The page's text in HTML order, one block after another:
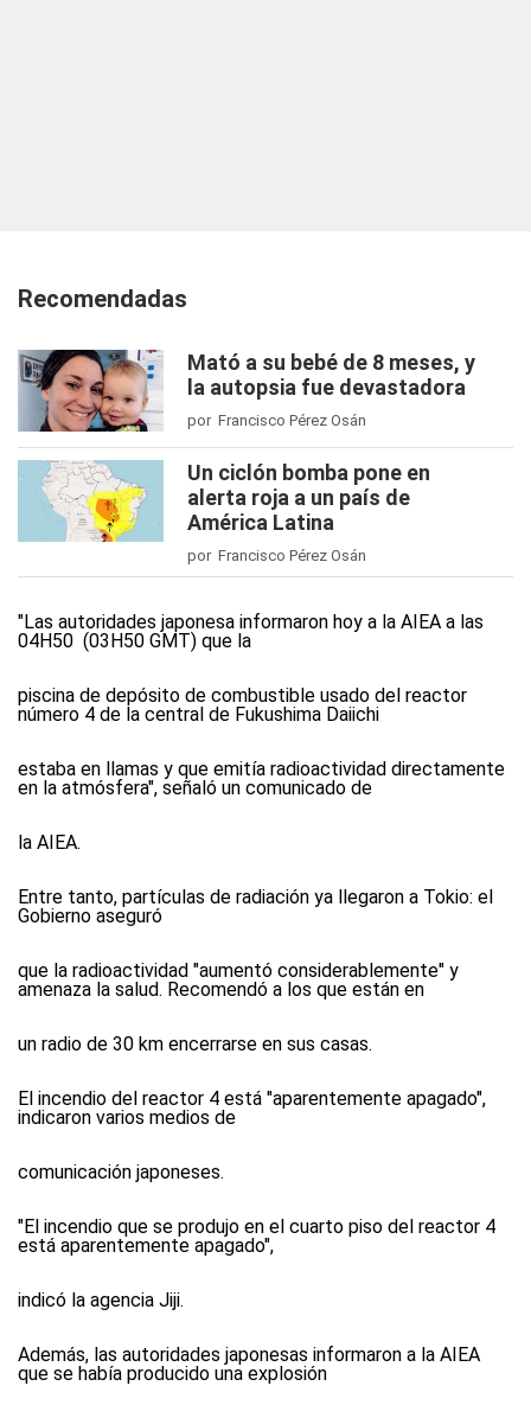
Recomendadas
Mató a su bebé de 8 meses, y
la autopsia fue devastadora
por Francisco Pérez Osán
Un ciclón bomba pone en
alerta roja a un país de
América Latina
por Francisco Pérez Osán
"Las autoridades japonesa informaron hoy a la AIEA a las
04H50 (03H50 GMT) que la
piscina de depósito de combustible usado del reactor
número 4 de la central de Fukushima Daiichi
estaba en llamas y que emitía radioactividad directamente
en la atmósfera", señaló un comunicado de
la AIEA.
Entre tanto, partículas de radiación ya llegaron a Tokio: el
Gobierno aseguró
que la radioactividad "aumentó considerablemente" y
amenaza la salud. Recomendó a los que están en
un radio de 30 km encerrarse en sus casas.
El incendio del reactor 4 está "aparentemente apagado",
indicaron varios medios de
comunicación japoneses.
"El incendio que se produjo en el cuarto piso del reactor 4
está aparentemente apagado",
indicó la agencia Jiji.
Además, las autoridades japonesas informaron a la AIEA
que se había producido una explosión